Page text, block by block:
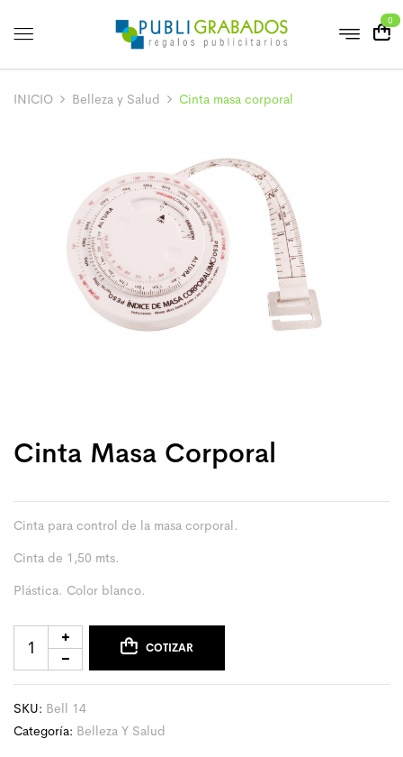
0
INICIO Belleza y Salud Cinta masa corporal
Cinta Masa Corporal
Cinta para control de la masa corporal.
Cinta de 1,50 mts.
Plástica. Color blanco.
COTIZAR
SKU: Bell 14
Categoría: Belleza Y Salud